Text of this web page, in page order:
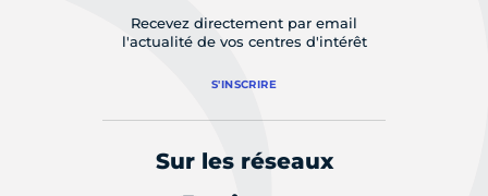
Recevez directement par email
l'actualité de vos centres d'intérêt
S'INSCRIRE
Sur les réseaux